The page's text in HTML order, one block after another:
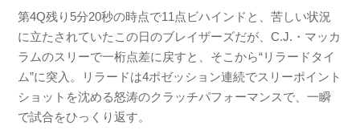
k
第4Q残り5分20秒の時点で11点ビハインドと、苦しい状況
に立たされていたこの日のブレイザーズだが、C.J.・マッカ
ラムのスリーで一桁点差に戻すと、そこから“リラードタイ
ム”に突入。リラードは4ポゼッション連続でスリーポイント
ショットを沈める怒涛のクラッチパフォーマンスで、一瞬
で試合をひっくり返す。